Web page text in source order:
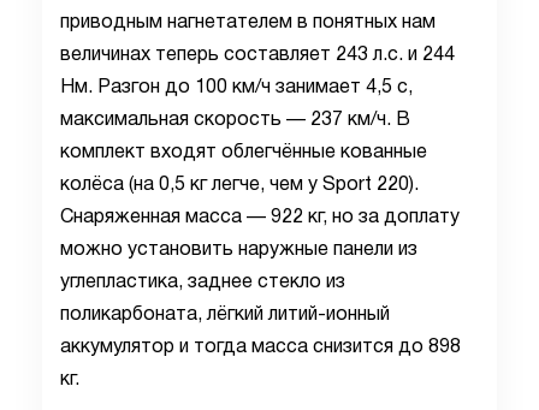
приводным нагнетателем в понятных нам
величинах теперь составляет 243 л.с. и 244
Нм. Разгон до 100 км/ч занимает 4,5 с,
максимальная скорость — 237 км/ч. В
комплект входят облегчённые кованные
колёса (на 0,5 кг легче, чем у Sport 220).
Снаряженная масса — 922 кг, но за доплату
можно установить наружные панели из
углепластика, заднее стекло из
поликарбоната, лёгкий литий-ионный
аккумулятор и тогда масса снизится до 898
кг.